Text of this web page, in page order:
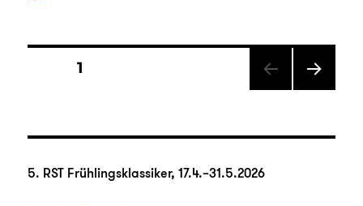
Seitennummerierung
Beiträge
SEITE1
E
5. RST Frühlingsklassiker, 17.4.–31.5.2026